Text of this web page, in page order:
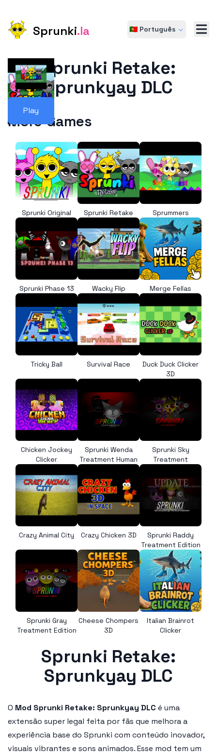
Sprunki.la 🇵🇹 Português
Play
Sprunki Retake:
Sprunkyay DLC
More Games
Sprunki Original Sprunki Retake Sprummers
Sprunki Phase 13 Wacky Flip Merge Fellas
Tricky Ball Survival Race
Duck Duck Clicker
3D
Chicken Jockey
Clicker
Sprunki Wenda
Treatment Human
Sprunki Sky
Treatment
Crazy Animal City Crazy Chicken 3D
Sprunki Raddy
Treatment Edition
Sprunki Gray
Treatment Edition
Cheese Chompers
3D
Italian Brainrot
Clicker
Sprunki Retake:
Sprunkyay DLC
O Mod Sprunki Retake: Sprunkyay DLC é uma
extensão super legal feita por fãs que melhora a
experiência base do Sprunki com conteúdo inovador,
visuais vibrantes e sons animados. Esse mod tem um